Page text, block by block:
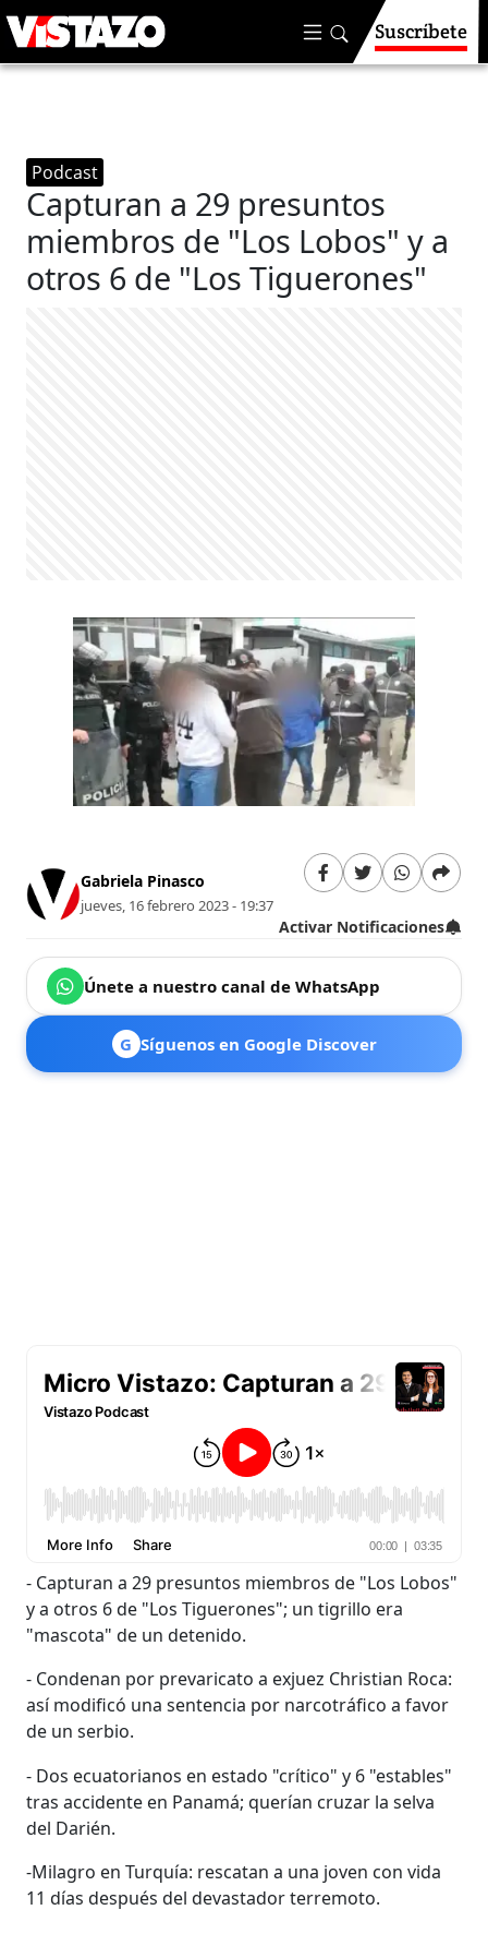
Suscríbete
Podcast
Capturan a 29 presuntos
miembros de "Los Lobos" y a
otros 6 de "Los Tiguerones"
Gabriela Pinasco
jueves, 16 febrero 2023 - 19:37
Activar Notificaciones
Únete a nuestro canal de WhatsApp
G Síguenos en Google Discover
- Capturan a 29 presuntos miembros de "Los Lobos"
y a otros 6 de "Los Tiguerones"; un tigrillo era
"mascota" de un detenido.
- Condenan por prevaricato a exjuez Christian Roca:
así modificó una sentencia por narcotráfico a favor
de un serbio.
- Dos ecuatorianos en estado "crítico" y 6 "estables"
tras accidente en Panamá; querían cruzar la selva
del Darién.
-Milagro en Turquía: rescatan a una joven con vida
11 días después del devastador terremoto.